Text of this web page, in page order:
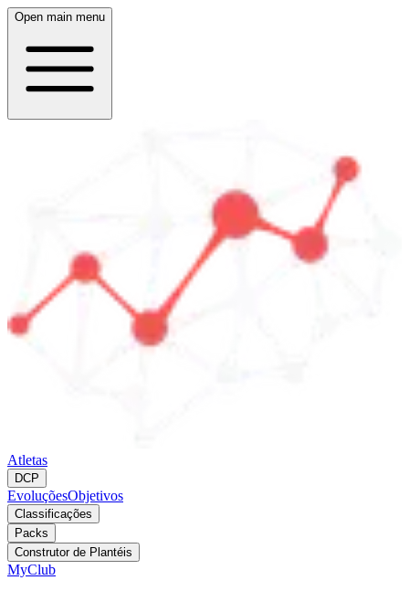
Open main menu
Atletas
DCP
EvoluçõesObjetivos
Classificações
Packs
Construtor de Plantéis
MyClub